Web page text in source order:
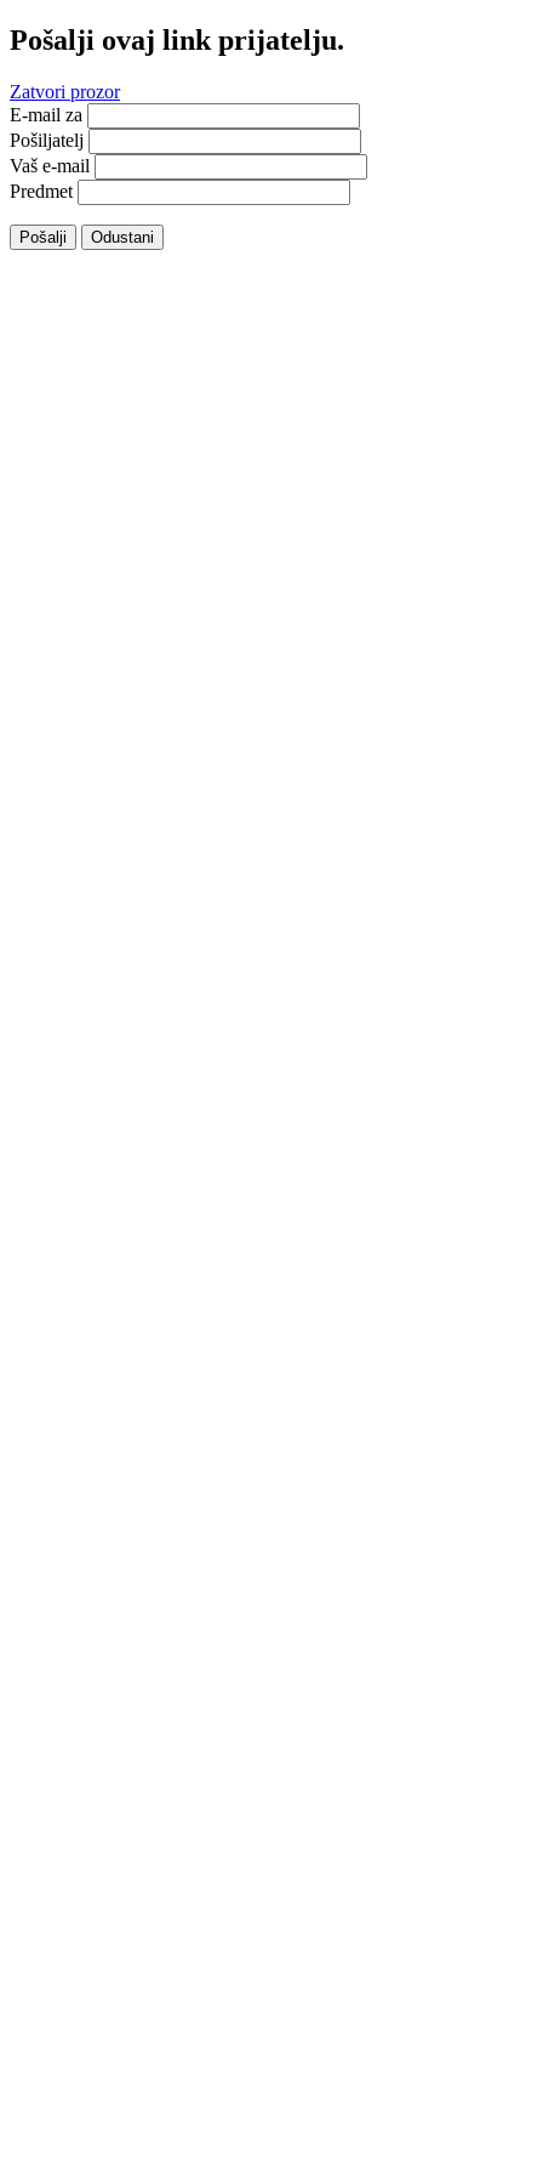
Pošalji ovaj link prijatelju.
Zatvori prozor
E-mail za
Pošiljatelj
Vaš e-mail
Predmet
Pošalji Odustani